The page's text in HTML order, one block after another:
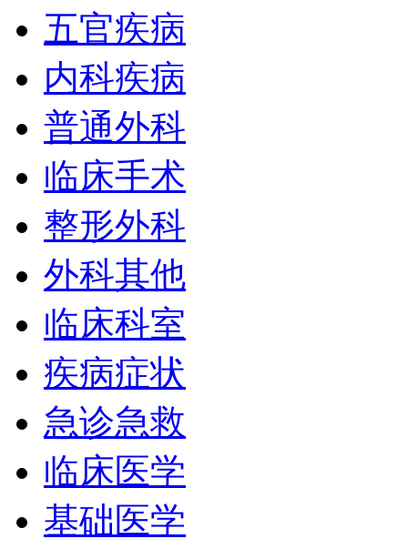
五官疾病
内科疾病
普通外科
临床手术
整形外科
外科其他
临床科室
疾病症状
急诊急救
临床医学
基础医学